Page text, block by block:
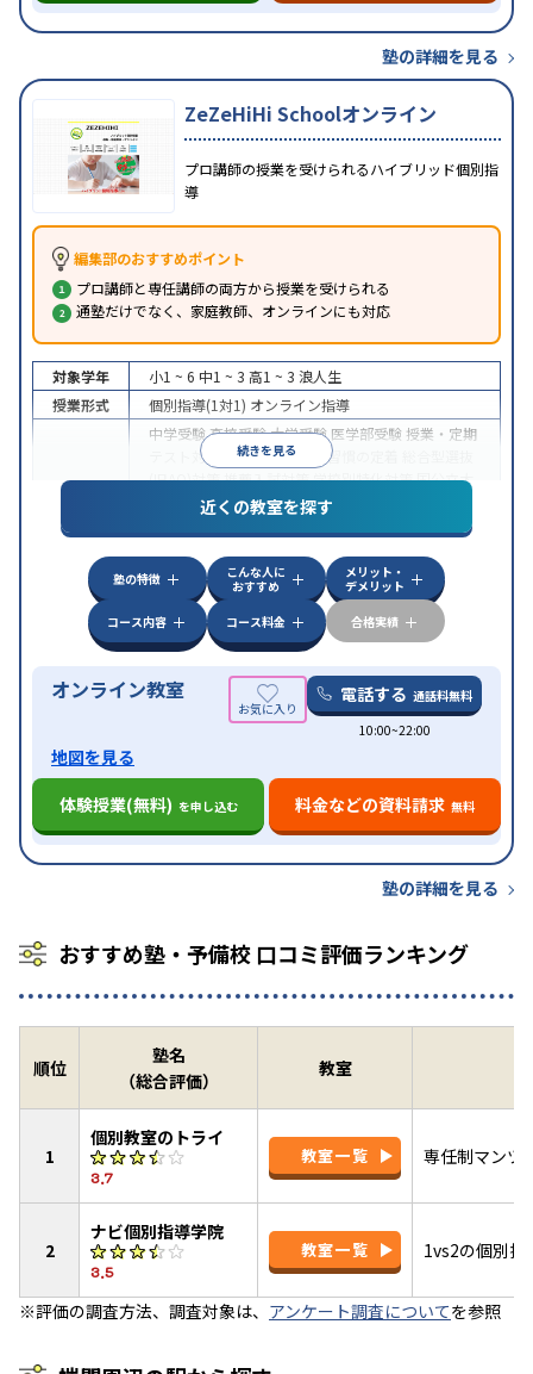
塾の詳細を見る
ZeZeHiHi Schoolオンライン
プロ講師の授業を受けられるハイブリッド個別指
導
編集部のおすすめポイント
プロ講師と専任講師の両方から授業を受けられる
通塾だけでなく、家庭教師、オンラインにも対応
続きを見る
対象学年 小1 ~ 6 中1 ~ 3 高1 ~ 3 浪人生
授業形式
個別指導(1対1) オンライン指導
中学受験高校受験大学受験 医学部受験 授業・定期
テスト対策
内申点対策 学習習慣の定着
(旧AO)対策推薦入試対策学校別特化対策国公立大
私大対策共通テスト対策
英語・英会話特化
特徴
中高一貫校生に対応授業の振替可能 不登校生に対
オンライン対応 1科目から受講可能季節講習の
みの受講可
自習室あり
近くの教室を探す
塾の特徴
こんな人に
おすすめ
メリット・
デメリット
コース内容
コース料金 合格実績
オンライン教室 電話する 通話料無料
10:00~22:00
地図を見る
体験授業(無料) を申し込む 料金などの資料請求 無料
塾の詳細を見る
おすすめ塾・予備校 口コミ評価ランキング
順位
塾名
（総合評価）
教室
1
個別教室のトライ
3.7
教室一覧 専任制マンツ
2
ナビ個別指導学院
3.5
教室一覧 1vs2の個別指
※評価の調査方法、調査対象は、 アンケート調査についてを参照